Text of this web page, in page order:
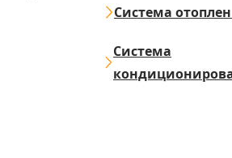
Система
Система